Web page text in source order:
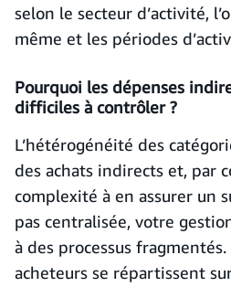
selon le secteur d’activité,
même et les périodes
Pourquoi les dépenses
difficiles à contrôler ?
L’hétérogénéité des
des achats indirects et, par
complexité à en assurer un
pas centralisée, votre
à des processus
acheteurs se répartissent